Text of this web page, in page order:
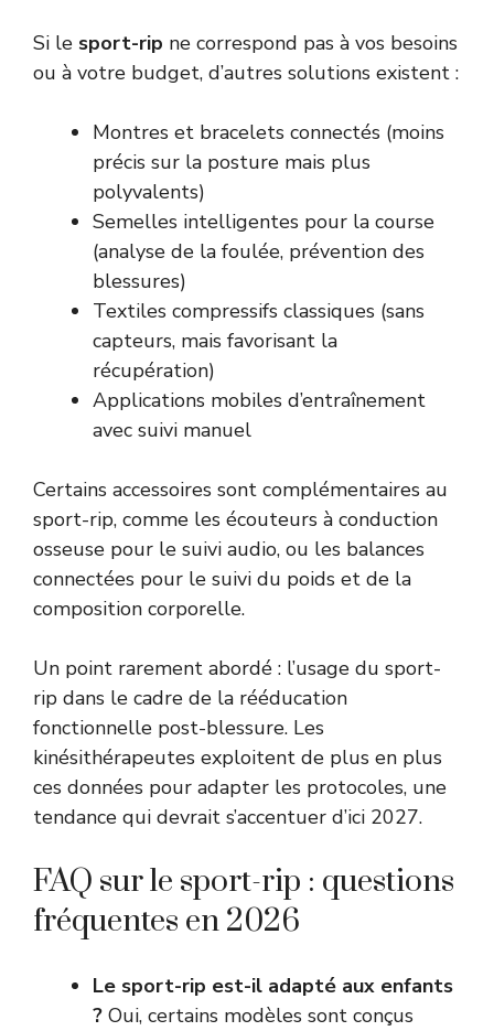
Si le sport-rip ne correspond pas à vos besoins
ou à votre budget, d’autres solutions existent :
Montres et bracelets connectés (moins
précis sur la posture mais plus
polyvalents)
Semelles intelligentes pour la course
(analyse de la foulée, prévention des
blessures)
Textiles compressifs classiques (sans
capteurs, mais favorisant la
récupération)
Applications mobiles d’entraînement
avec suivi manuel
Certains accessoires sont complémentaires au
sport-rip, comme les écouteurs à conduction
osseuse pour le suivi audio, ou les balances
connectées pour le suivi du poids et de la
composition corporelle.
Un point rarement abordé : l’usage du sport-
rip dans le cadre de la rééducation
fonctionnelle post-blessure. Les
kinésithérapeutes exploitent de plus en plus
ces données pour adapter les protocoles, une
tendance qui devrait s’accentuer d’ici 2027.
FAQ sur le sport-rip : questions
fréquentes en 2026
Le sport-rip est-il adapté aux enfants
? Oui, certains modèles sont conçus